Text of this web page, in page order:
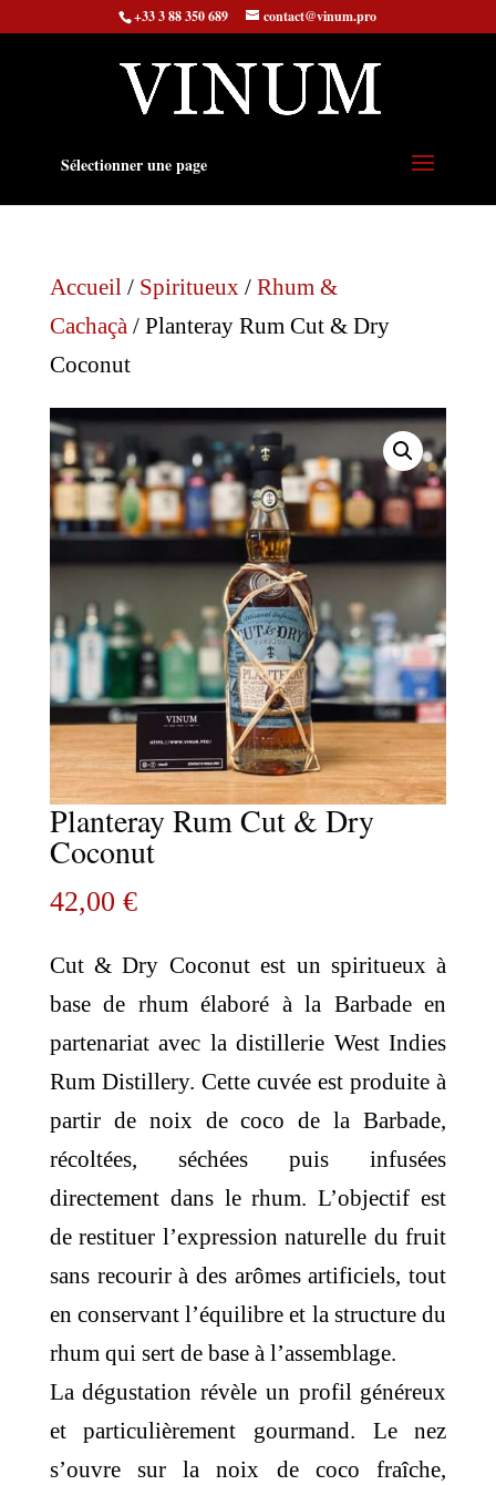
+33 3 88 350 689 contact@vinum.pro
Sélectionner une page
Accueil/ Spiritueux/ Rhum &
Cachaçà/ Planteray Rum Cut & Dry
Coconut
Planteray Rum Cut & Dry
Coconut
42,00 €
Cut & Dry Coconut est un spiritueux à
base de rhum élaboré à la Barbade en
partenariat avec la distillerie West Indies
Rum Distillery. Cette cuvée est produite à
partir de noix de coco de la Barbade,
récoltées, séchées puis infusées
directement dans le rhum. L’objectif est
de restituer l’expression naturelle du fruit
sans recourir à des arômes artificiels, tout
en conservant l’équilibre et la structure du
rhum qui sert de base à l’assemblage.
La dégustation révèle un profil généreux
et particulièrement gourmand. Le nez
s’ouvre sur la noix de coco fraîche,